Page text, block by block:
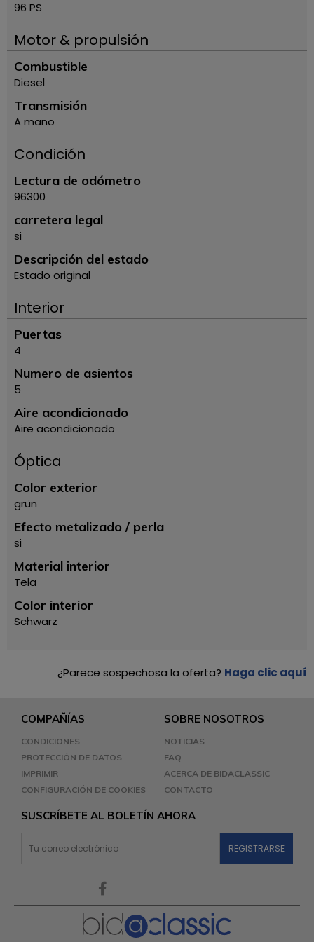
96 PS
Motor & propulsión
Combustible
Diesel
Transmisión
A mano
Condición
Lectura de odómetro
96300
carretera legal
si
Descripción del estado
Estado original
Interior
Puertas
4
Numero de asientos
5
Aire acondicionado
Aire acondicionado
Óptica
Color exterior
grün
Efecto metalizado / perla
si
Material interior
Tela
Color interior
Schwarz
¿Parece sospechosa la oferta? Haga clic aquí
COMPAÑÍAS
CONDICIONES
PROTECCIÓN DE DATOS
IMPRIMIR
CONFIGURACIÓN DE COOKIES
SOBRE NOSOTROS
NOTICIAS
FAQ
ACERCA DE BIDACLASSIC
CONTACTO
SUSCRÍBETE AL BOLETÍN AHORA